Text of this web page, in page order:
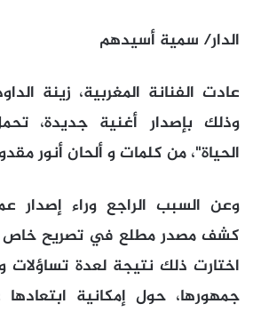
الدار/ سمية أسيدهم
عادت الفنانة المغربية، زينة
وذلك بإصدار أغنية جديدة،
الحياة"، من كلمات و ألحان أنور
وعن السبب الراجع وراء إصدار
كشف مصدر مطلع في تصريح خاص
اختارت ذلك نتيجة لعدة تساؤلات
جمهورها، حول إمكانية